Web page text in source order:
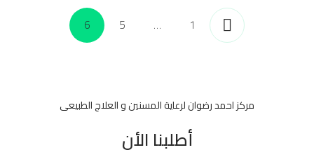
1
…
5
6
مركز احمد رضوان لرعاية المسنين و العلاج الطبيعى
أطلبنا الأن